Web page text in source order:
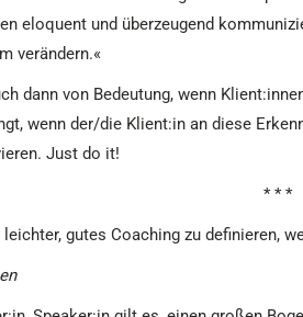
eloquent und überzeugend
verändern.«
dann von Bedeutung, wenn
wenn der/die Klient:in an diese
Just do it!
* * *
gutes Coaching zu definieren,